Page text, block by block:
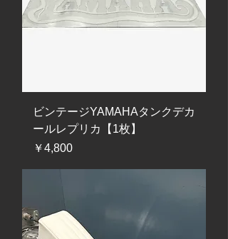
ビンテージYAMAHAタンクデカ
ールレプリカ【1枚】
価格
￥4,800